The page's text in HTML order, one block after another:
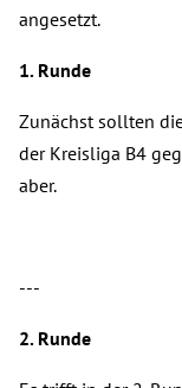
angesetzt.
1. Runde
Zunächst sollten
der Kreisliga B4
aber.
---
2. Runde